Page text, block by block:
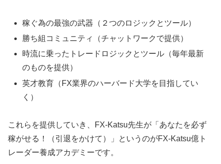
稼ぐ為の最強の武器（２つのロジックとツール）
勝ち組コミュニティ（チャットワークで提供）
時流に乗ったトレードロジックとツール（毎年最新
のものを提供）
英才教育（FX業界のハーバード大学を目指してい
く）
これらを提供していき、FX-Katsu先生が「あなたを必ず
稼がせる！（引退をかけて）」というのがFX-Katsu億ト
レーダー養成アカデミーです。